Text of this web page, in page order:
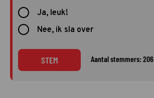
Ja, leuk!
Nee, ik sla over
STEM Aantal stemmers: 206